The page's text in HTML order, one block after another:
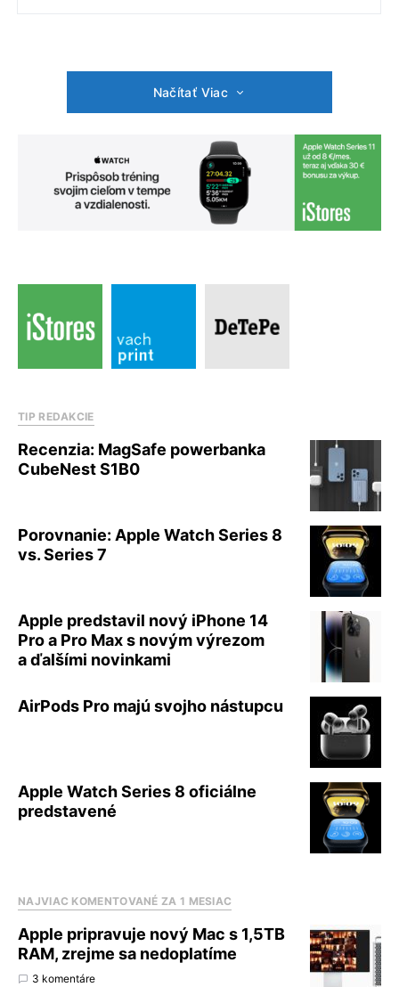
Načítať Viac
TIP REDAKCIE
Recenzia: MagSafe powerbanka
CubeNest S1B0
Porovnanie: Apple Watch Series 8
vs. Series 7
Apple predstavil nový iPhone 14
Pro a Pro Max s novým výrezom
a ďalšími novinkami
AirPods Pro majú svojho nástupcu
Apple Watch Series 8 oficiálne
predstavené
NAJVIAC KOMENTOVANÉ ZA 1 MESIAC
Apple pripravuje nový Mac s 1,5TB
RAM, zrejme sa nedoplatíme
3 komentáre